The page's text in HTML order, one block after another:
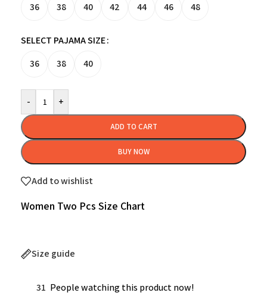
36
38 40 42 44 46 48
SELECT PAJAMA SIZE
36
38 40
- +
ADD TO CART
BUY NOW
Add to wishlist
Women Two Pcs Size Chart
Size guide
31 People watching this product now!